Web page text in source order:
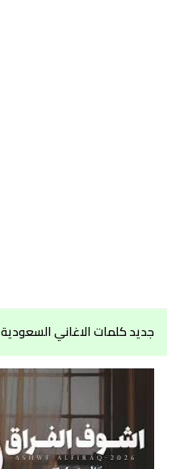
جديد كلمات الاغاني السعودية 2026